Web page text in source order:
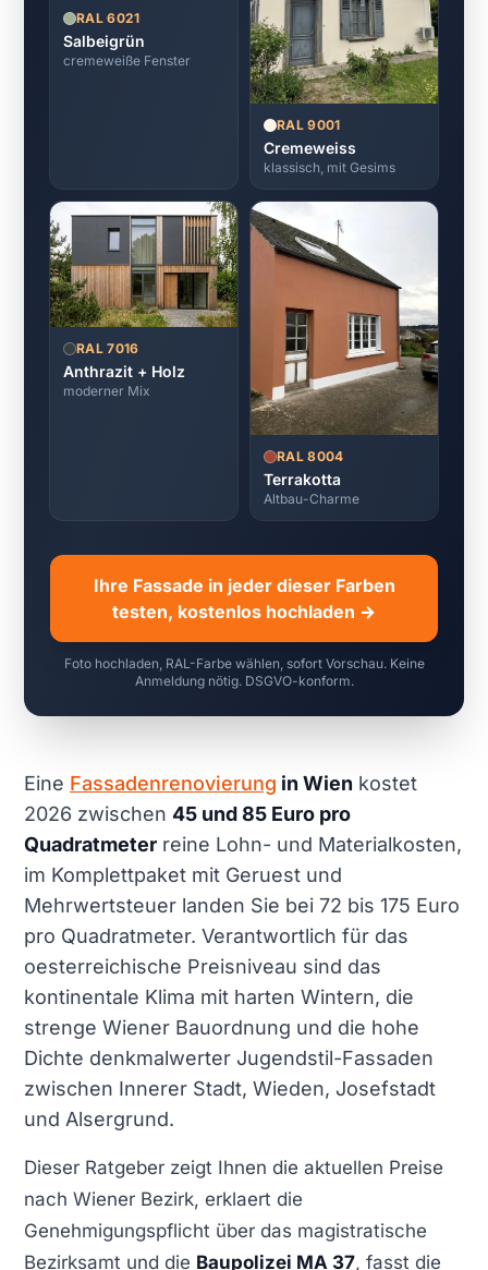
RAL 6021
Salbeigrün
cremeweiße Fenster
RAL 9001
Cremeweiss
klassisch, mit Gesims
RAL 7016
Anthrazit + Holz
moderner Mix
RAL 8004
Terrakotta
Altbau-Charme
Ihre Fassade in jeder dieser Farben
testen, kostenlos hochladen →
Foto hochladen, RAL-Farbe wählen, sofort Vorschau. Keine
Anmeldung nötig. DSGVO-konform.
Eine Fassadenrenovierung in Wien kostet
2026 zwischen 45 und 85 Euro pro
Quadratmeter reine Lohn- und Materialkosten,
im Komplettpaket mit Geruest und
Mehrwertsteuer landen Sie bei 72 bis 175 Euro
pro Quadratmeter. Verantwortlich für das
oesterreichische Preisniveau sind das
kontinentale Klima mit harten Wintern, die
strenge Wiener Bauordnung und die hohe
Dichte denkmalwerter Jugendstil-Fassaden
zwischen Innerer Stadt, Wieden, Josefstadt
und Alsergrund.
Dieser Ratgeber zeigt Ihnen die aktuellen Preise
nach Wiener Bezirk, erklaert die
Genehmigungspflicht über das magistratische
Bezirksamt und die Baupolizei MA 37, fasst die